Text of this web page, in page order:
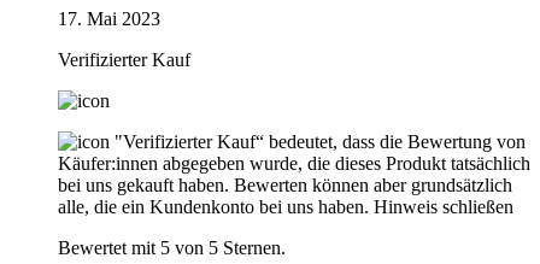
17. Mai 2023
Verifizierter Kauf
"Verifizierter Kauf“ bedeutet, dass die Bewertung von
Käufer:innen abgegeben wurde, die dieses Produkt tatsächlich
bei uns gekauft haben. Bewerten können aber grundsätzlich
alle, die ein Kundenkonto bei uns haben. Hinweis schließen
Bewertet mit 5 von 5 Sternen.